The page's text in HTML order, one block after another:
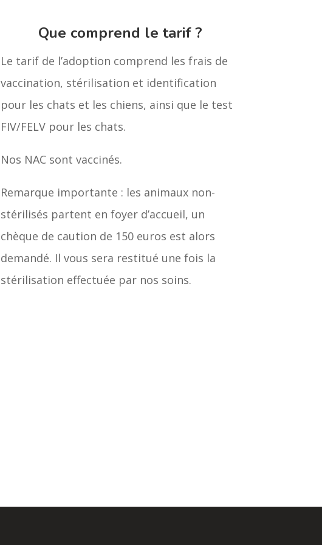
Que comprend le tarif ?
Le tarif de l’adoption comprend les frais de
vaccination, stérilisation et identification
pour les chats et les chiens, ainsi que le test
FIV/FELV pour les chats.
Nos NAC sont vaccinés.
Remarque importante : les animaux non-
stérilisés partent en foyer d’accueil, un
chèque de caution de 150 euros est alors
demandé. Il vous sera restitué une fois la
stérilisation effectuée par nos soins.